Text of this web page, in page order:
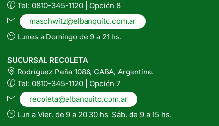
Tel: 0810-345-1120 | Opción 8
maschwitz@elbanquito.com.ar
Lunes a Domingo de 9 a 21 hs.
SUCURSAL RECOLETA
Rodríguez Peña 1086, CABA, Argentina.
Tel: 0810-345-1120 | Opción 7
recoleta@elbanquito.com.ar
Lun a Vier. de 9 a 20:30 hs. Sáb. de 9 a 15 hs.